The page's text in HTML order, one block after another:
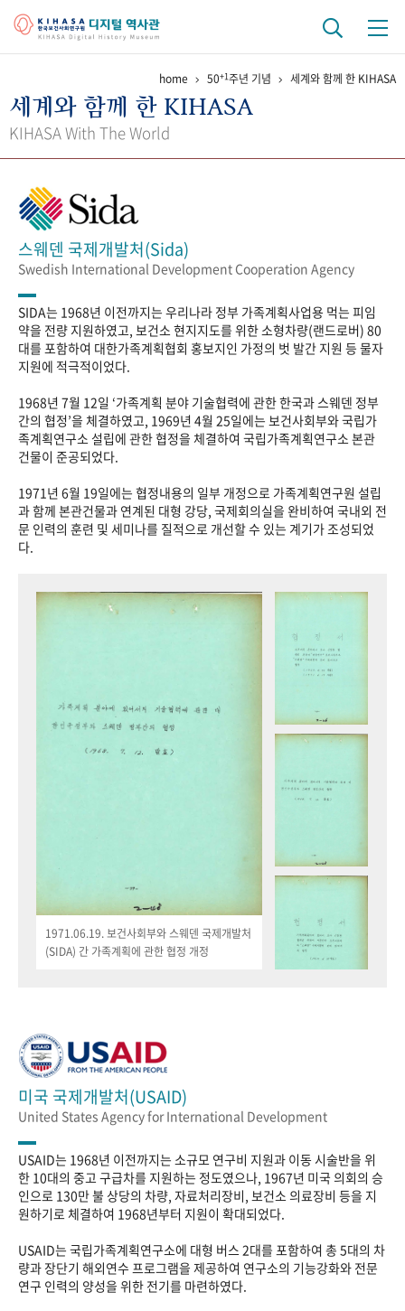
걸어온 길 기관 변천사 역대 기관장
정책과 연구 키워드로 보는 연구 역사
간행물 변천사
기록물 아카이브
사진 아카이브 문서 기록물 행정박물 영상 기록물
성과 50선 숫자로 보는 50년 50+1주년 광장
세계와 함께 한 KIHASA
VR 역사관
home 50+1주년 기념 세계와 함께 한 KIHASA
세계와 함께 한 KIHASA
KIHASA With The World
스웨덴 국제개발처(Sida)
Swedish International Development Cooperation Agency
SIDA는 1968년 이전까지는 우리나라 정부 가족계획사업용 먹는 피임
약을 전량 지원하였고, 보건소 현지지도를 위한 소형차량(랜드로버) 80
대를 포함하여 대한가족계획협회 홍보지인 가정의 벗 발간 지원 등 물자
지원에 적극적이었다.
1968년 7월 12일 ‘가족계획 분야 기술협력에 관한 한국과 스웨덴 정부
간의 협정’을 체결하였고, 1969년 4월 25일에는 보건사회부와 국립가
족계획연구소 설립에 관한 협정을 체결하여 국립가족계획연구소 본관
건물이 준공되었다.
1971년 6월 19일에는 협정내용의 일부 개정으로 가족계획연구원 설립
과 함께 본관건물과 연계된 대형 강당, 국제회의실을 완비하여 국내외 전
문 인력의 훈련 및 세미나를 질적으로 개선할 수 있는 계기가 조성되었
다.
1971.06.19. 보건사회부와 스웨덴 국제개발처
(SIDA) 간 가족계획에 관한 협정 개정
미국 국제개발처(USAID)
United States Agency for International Development
USAID는 1968년 이전까지는 소규모 연구비 지원과 이동 시술반을 위
한 10대의 중고 구급차를 지원하는 정도였으나, 1967년 미국 의회의 승
인으로 130만 불 상당의 차량, 자료처리장비, 보건소 의료장비 등을 지
원하기로 체결하여 1968년부터 지원이 확대되었다.
USAID는 국립가족계획연구소에 대형 버스 2대를 포함하여 총 5대의 차
량과 장단기 해외연수 프로그램을 제공하여 연구소의 기능강화와 전문
연구 인력의 양성을 위한 전기를 마련하였다.